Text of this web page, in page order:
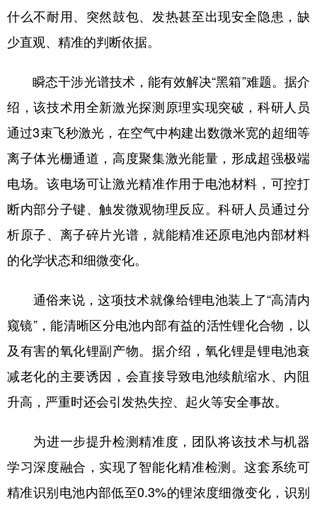
什么不耐用、突然鼓包、发热甚至出现安全隐患，缺
少直观、精准的判断依据。
瞬态干涉光谱技术，能有效解决“黑箱”难题。据介
绍，该技术用全新激光探测原理实现突破，科研人员
通过3束飞秒激光，在空气中构建出数微米宽的超细等
离子体光栅通道，高度聚集激光能量，形成超强极端
电场。该电场可让激光精准作用于电池材料，可控打
断内部分子键、触发微观物理反应。科研人员通过分
析原子、离子碎片光谱，就能精准还原电池内部材料
的化学状态和细微变化。
通俗来说，这项技术就像给锂电池装上了“高清内
窥镜”，能清晰区分电池内部有益的活性锂化合物，以
及有害的氧化锂副产物。据介绍，氧化锂是锂电池衰
减老化的主要诱因，会直接导致电池续航缩水、内阻
升高，严重时还会引发热失控、起火等安全事故。
为进一步提升检测精准度，团队将该技术与机器
学习深度融合，实现了智能化精准检测。这套系统可
精准识别电池内部低至0.3%的锂浓度细微变化，识别